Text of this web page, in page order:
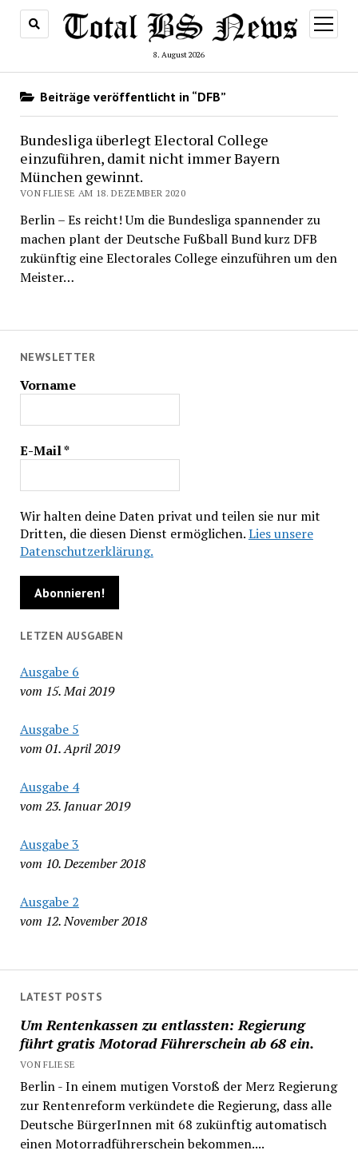
8. August 2026
Menü
öffnen
NEWSLETTER
Vorname
E-Mail*
Wir halten deine Daten privat und teilen sie nur mit
Dritten, die diesen Dienst ermöglichen.Lies unsere
Datenschutzerklärung.
LETZEN AUSGABEN
Ausgabe 6
vom 15. Mai 2019
Ausgabe 5
vom 01. April 2019
Ausgabe 4
vom 23. Januar 2019
Ausgabe 3
vom 10. Dezember 2018
Ausgabe 2
vom 12. November 2018
Beiträge veröffentlicht in “DFB”
Bundesliga überlegt Electoral College
einzuführen, damit nicht immer Bayern
München gewinnt.
VON FLIESE AM 18. DEZEMBER 2020
Berlin – Es reicht! Um die Bundesliga spannender zu
machen plant der Deutsche Fußball Bund kurz DFB
zukünftig eine Electorales College einzuführen um den
Meister…
LATEST POSTS
Um Rentenkassen zu entlassten: Regierung
führt gratis Motorad Führerschein ab 68 ein.
VON FLIESE
Berlin - In einem mutigen Vorstoß der Merz Regierung
zur Rentenreform verkündete die Regierung, dass alle
Deutsche BürgerInnen mit 68 zukünftig automatisch
einen Motorradführerschein bekommen....